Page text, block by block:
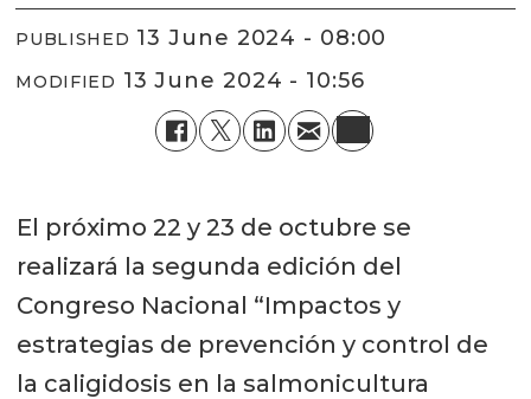
PUBLISHED 13 June 2024 - 08:00
MODIFIED 13 June 2024 - 10:56
El próximo 22 y 23 de octubre se
realizará la segunda edición del
Congreso Nacional “Impactos y
estrategias de prevención y control de
la caligidosis en la salmonicultura